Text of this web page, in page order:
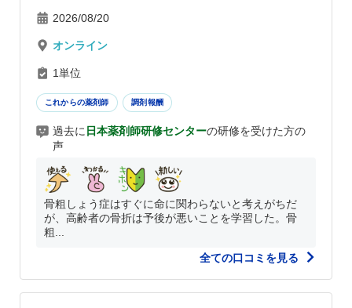
2026/08/20
オンライン
1単位
これからの薬剤師 調剤報酬
過去に 日本薬剤師研修センターの研修を受けた方の
声
骨粗しょう症はすぐに命に関わらないと考えがちだ
が、高齢者の骨折は予後が悪いことを学習した。骨
粗...
全ての口コミを見る